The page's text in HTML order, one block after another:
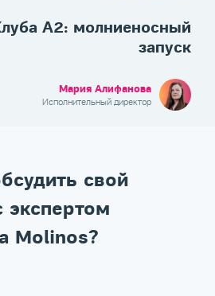
А2: молниеносный
запуск
Мария Алифанова
Исполнительный директор
свой
экспертом
Molinos?